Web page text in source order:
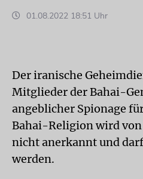
01.08.2022 18:51 Uhr
Der iranische
Mitglieder der Bahai-
angeblicher Spionage
Bahai-Religion wird
nicht anerkannt und
werden.